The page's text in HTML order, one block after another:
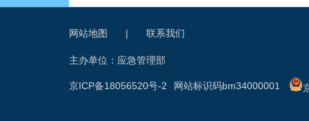
网站地图 | 联系我们
主办单位：应急管理部
网站标识码bm34000001
京ICP备18056520号-2